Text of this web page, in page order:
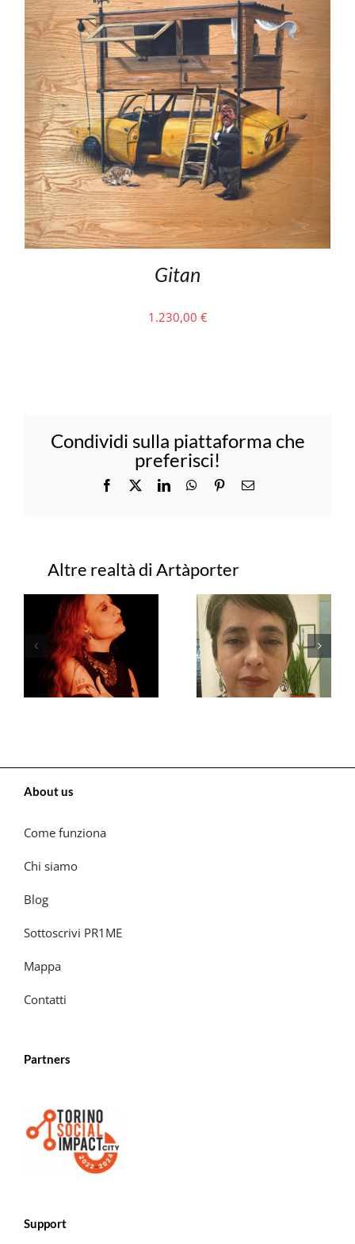
Gitan
1.230,00 €
Condividi sulla piattaforma che
preferisci!
Facebook LinkedInWhatsApp
PinterestEmail
Progetti correlati
About us
Come funziona
Chi siamo
Blog
Sottoscrivi PR1ME
Mappa
Contatti
Partners
Support